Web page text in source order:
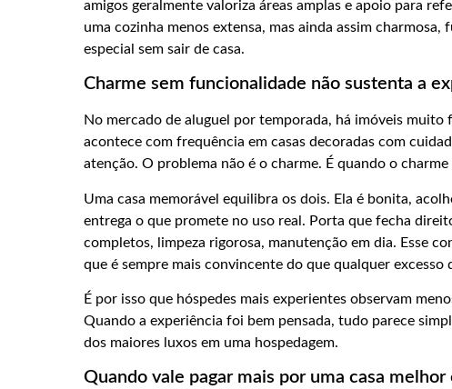
amigos geralmente valoriza áreas amplas e apoio para
uma cozinha menos extensa, mas ainda assim
especial sem sair de casa.
Charme sem funcionalidade não sustenta a
No mercado de aluguel por temporada, há imóveis muito
acontece com frequência em casas decoradas com
atenção. O problema não é o charme. É quando o
Uma casa memorável equilibra os dois. Ela é bonita,
entrega o que promete no uso real. Porta que fecha
completos, limpeza rigorosa, manutenção em dia. Esse
que é sempre mais convincente do que qualquer excesso
É por isso que hóspedes mais experientes observam
Quando a experiência foi bem pensada, tudo parece
dos maiores luxos em uma hospedagem.
Quando vale pagar mais por uma casa melhor